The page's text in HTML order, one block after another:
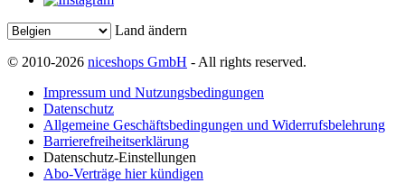
Land ändern
© 2010-2026 niceshops GmbH - All rights reserved.
Impressum und Nutzungsbedingungen
Datenschutz
Allgemeine Geschäftsbedingungen und Widerrufsbelehrung
Barrierefreiheitserklärung
Datenschutz-Einstellungen
Abo-Verträge hier kündigen